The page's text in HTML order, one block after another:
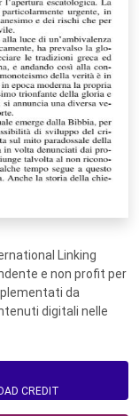
Linking
e non profit per
da
digitali nelle
CREDIT